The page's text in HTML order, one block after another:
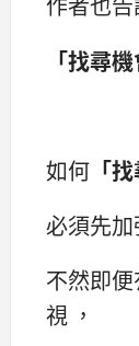
「找尋
如何 「
必須先加
不然即
視 ，